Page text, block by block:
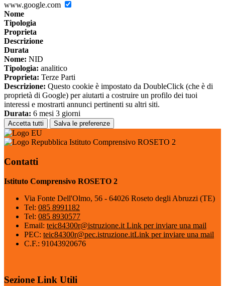
www.google.com
Nome
Tipologia
Proprieta
Descrizione
Durata
Nome: NID
Tipologia: analitico
Proprieta: Terze Parti
Descrizione: Questo cookie è impostato da DoubleClick (che è di
proprietà di Google) per aiutarti a costruire un profilo dei tuoi
interessi e mostrarti annunci pertinenti su altri siti.
Durata: 6 mesi 3 giorni
Accetta tutti Salva le preferenze
Istituto Comprensivo ROSETO 2
Contatti
Istituto Comprensivo ROSETO 2
Via Fonte Dell'Olmo, 56 - 64026 Roseto degli Abruzzi (TE)
Tel: 085 8991182
Tel: 085 8930577
Email: teic84300r@istruzione.it Link per inviare una mail
PEC: teic84300r@pec.istruzione.itLink per inviare una mail
C.F.: 91043920676
Sezione Link Utili